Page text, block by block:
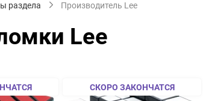
раздела Производитель Lee
Lee
СКОРО ЗАКОНЧАТСЯ